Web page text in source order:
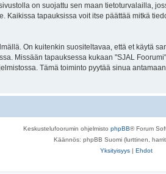
on suojattu sen maan tietoturvalailla,
tapauksissa voit itse päättää mitkä
On kuitenkin suositeltavaa, että et käytä
Missään tapauksessa kukaan "SJAL
Tämä toiminto pyytää sinua
Keskustelufoorumin ohjelmisto phpBB® Forum
Käännös: phpBB Suomi (lurttinen,
Yksityisyys | Ehdot